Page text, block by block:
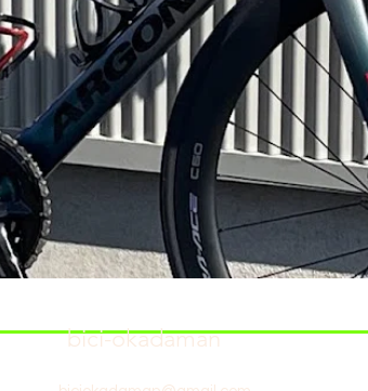
bici-okadaman